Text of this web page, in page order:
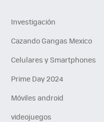
Investigación
Cazando Gangas Mexico
Celulares y Smartphones
Prime Day 2024
Móviles android
videojuegos